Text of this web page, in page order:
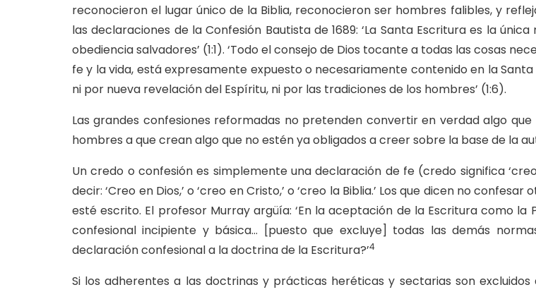
reconocieron el lugar único de la Biblia, reconocieron ser hombres falibles, y
las declaraciones de la Confesión Bautista de 1689: ‘La Santa Escritura es la
obediencia salvadores’ (1:1). ‘Todo el consejo de Dios tocante a todas las cosas
fe y la vida, está expresamente expuesto o necesariamente contenido en la
ni por nueva revelación del Espíritu, ni por las tradiciones de los hombres’ (1:6).
Las grandes confesiones reformadas no pretenden convertir en verdad algo
hombres a que crean algo que no estén ya obligados a creer sobre la base de la
Un credo o confesión es simplemente una declaración de fe (credo significa
decir: ‘Creo en Dios,’ o ‘creo en Cristo,’ o ‘creo la Biblia.’ Los que dicen no
esté escrito. El profesor Murray argüía: ‘En la aceptación de la Escritura como
confesional incipiente y básica… [puesto que excluye] todas las demás
declaración confesional a la doctrina de la Escritura?’4
Si los adherentes a las doctrinas y prácticas heréticas y sectarias son